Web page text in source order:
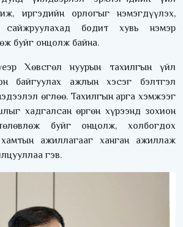
иргэдийн орлогыг нэмэгдүүлэх,
сайжруулахад бодит хувь нэмэр
буйг онцолж байна.
Хөвсгөл нуурын тахилгын үйл
байгуулах ажлын хэсэг бэлтгэл
өглөө. Тахилгын арга хэмжээг
хадгалсан өргөн хүрээнд зохион
буйг онцолж, холбогдох
хамтын ажиллагааг ханган ажиллаж
гэв.